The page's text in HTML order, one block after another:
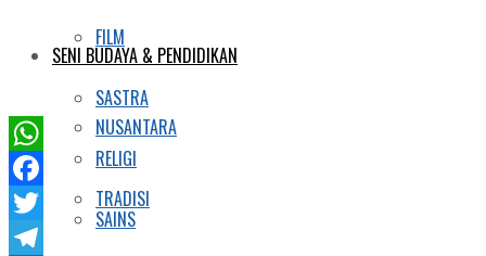
FILM
SASTRA
RELIGI
SAINS
SENI BUDAYA & PENDIDIKAN
NUSANTARA
TRADISI
WhatsApp
Facebook
Twitter